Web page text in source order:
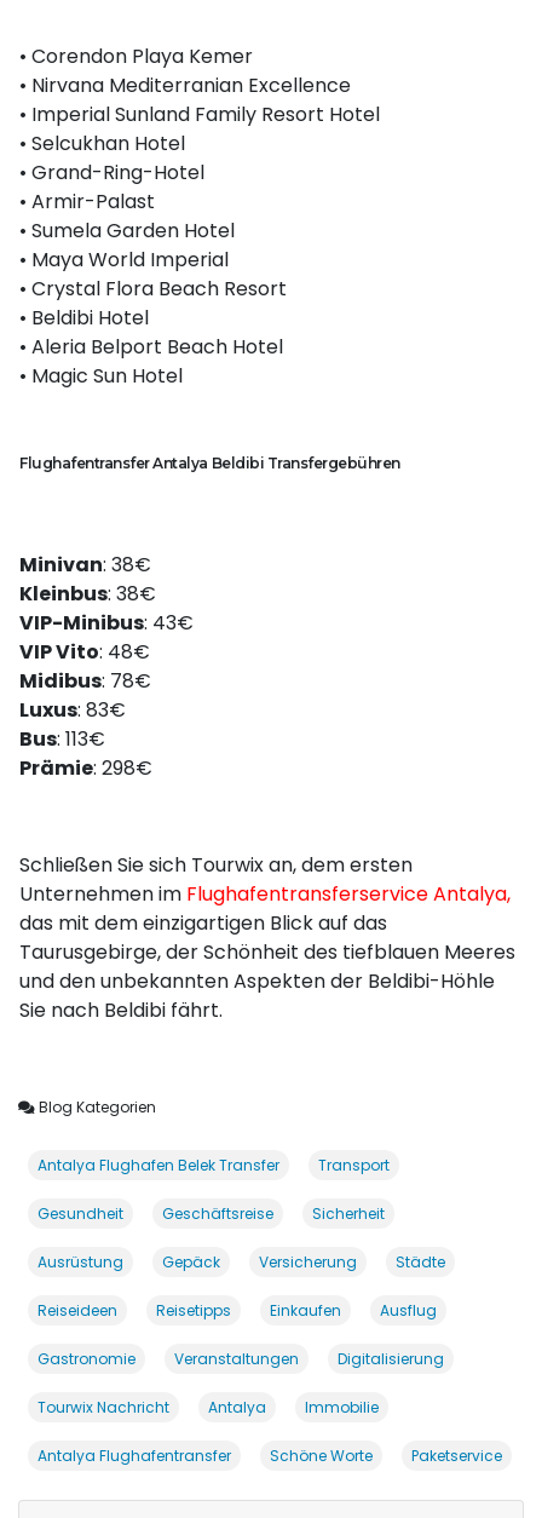
• Corendon Playa Kemer
• Nirvana Mediterranian Excellence
• Imperial Sunland Family Resort Hotel
• Selcukhan Hotel
• Grand-Ring-Hotel
• Armir-Palast
• Sumela Garden Hotel
• Maya World Imperial
• Crystal Flora Beach Resort
• Beldibi Hotel
• Aleria Belport Beach Hotel
• Magic Sun Hotel
Flughafentransfer Antalya Beldibi Transfergebühren
Minivan: 38€
Kleinbus: 38€
VIP-Minibus: 43€
VIP Vito: 48€
Midibus: 78€
Luxus: 83€
Bus: 113€
Prämie: 298€
Schließen Sie sich Tourwix an, dem ersten
Unternehmen im Flughafentransferservice Antalya,
das mit dem einzigartigen Blick auf das
Taurusgebirge, der Schönheit des tiefblauen Meeres
und den unbekannten Aspekten der Beldibi-Höhle
Sie nach Beldibi fährt.
Blog Kategorien
Antalya Flughafen Belek Transfer Transport
Gesundheit Geschäftsreise Sicherheit
Ausrüstung Gepäck Versicherung Städte
Reiseideen Reisetipps Einkaufen Ausflug
Gastronomie Veranstaltungen Digitalisierung
Tourwix Nachricht Antalya Immobilie
Antalya Flughafentransfer Schöne Worte Paketservice